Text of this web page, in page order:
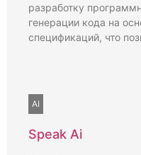
разработку
генерации кода на
спецификаций, что
AI
Speak Ai